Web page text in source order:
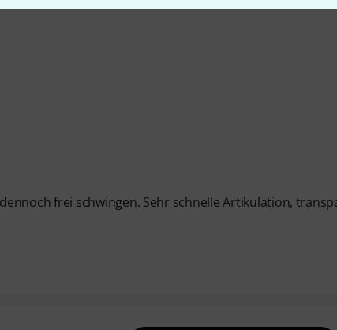
frei schwingen. Sehr schnelle Artikulation,